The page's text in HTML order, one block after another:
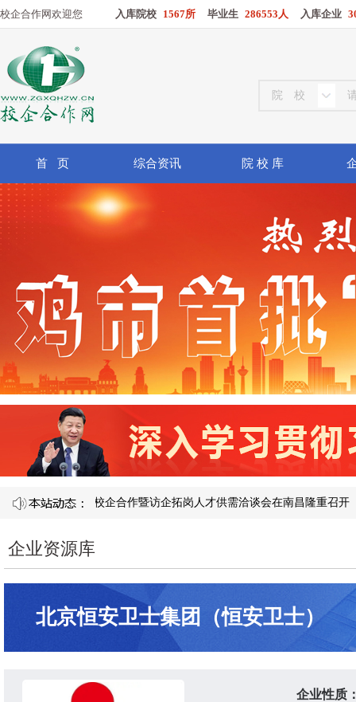
校企合作网欢迎您 入库院校 1567所 毕业生 286553人 入库企业
首 页 综合资讯 院 校 库
产教融合校企合作暨访企拓岗人才供需洽谈会在南昌隆重召开​
企业资源库
北京恒安卫士集团（恒安卫士）
企业性质